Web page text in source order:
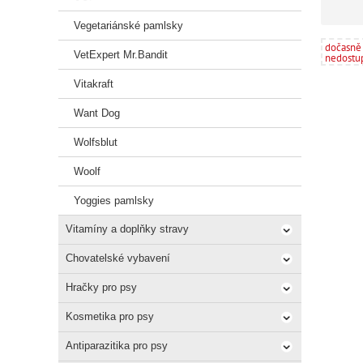
dočasně
Vegetariánské pamlsky
VetExpert Mr.Bandit
Vitakraft
Want Dog
Wolfsblut
Woolf
Yoggies pamlsky
Vitamíny a doplňky stravy
Chovatelské vybavení
Hračky pro psy
Kosmetika pro psy
Antiparazitika pro psy